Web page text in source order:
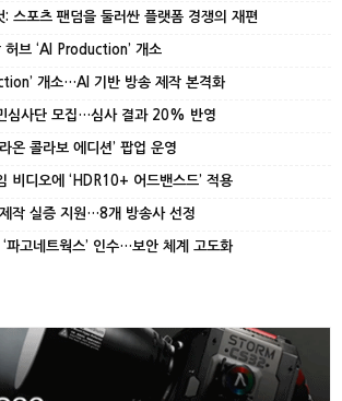
: 스포츠 팬덤을 둘러싼 플랫폼 경쟁의 재편
허브 ‘AI Production’ 개소
개소…AI 기반 방송 제작 본격화
심사단 모집…심사 결과 20% 반영
온 콜라보 에디션’ 팝업 운영
비디오에 ‘HDR10+ 어드밴스드’ 적용
작 실증 지원…8개 방송사 선정
파고네트웍스’ 인수…보안 체계 고도화